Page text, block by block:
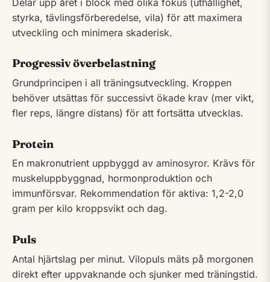
styrka, tävlingsförberedelse, vila) för att maximera
utveckling och minimera skaderisk.
Progressiv överbelastning
Grundprincipen i all träningsutveckling. Kroppen
behöver utsättas för successivt ökade krav (mer vikt,
fler reps, längre distans) för att fortsätta utvecklas.
Protein
En makronutrient uppbyggd av aminosyror. Krävs för
muskeluppbyggnad, hormonproduktion och
immunförsvar. Rekommendation för aktiva: 1,2-2,0
gram per kilo kroppsvikt och dag.
Puls
Antal hjärtslag per minut. Vilopuls mäts på morgonen
direkt efter uppvaknande och sjunker med träningstid.